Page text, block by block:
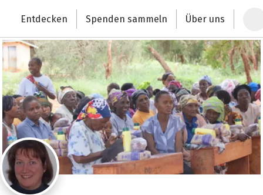
Deutschlands größte Spendenplattform
Entdecken Spenden sammeln Über uns